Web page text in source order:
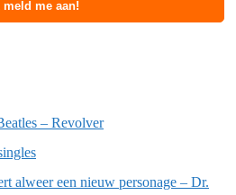
– Revolver
alweer een nieuw personage – Dr.